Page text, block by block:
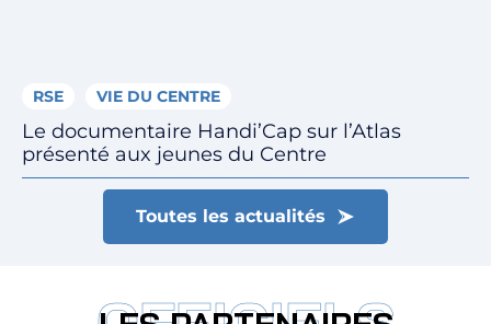
Toutes les actualités
RSE VIE DU CENTRE
Le documentaire Handi’Cap sur l’Atlas
présenté aux jeunes du Centre